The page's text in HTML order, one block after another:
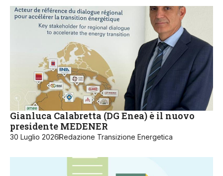
Gianluca Calabretta (DG Enea) è il nuovo
presidente MEDENER
30 Luglio 2026Redazione Transizione Energetica